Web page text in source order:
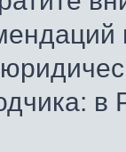
в